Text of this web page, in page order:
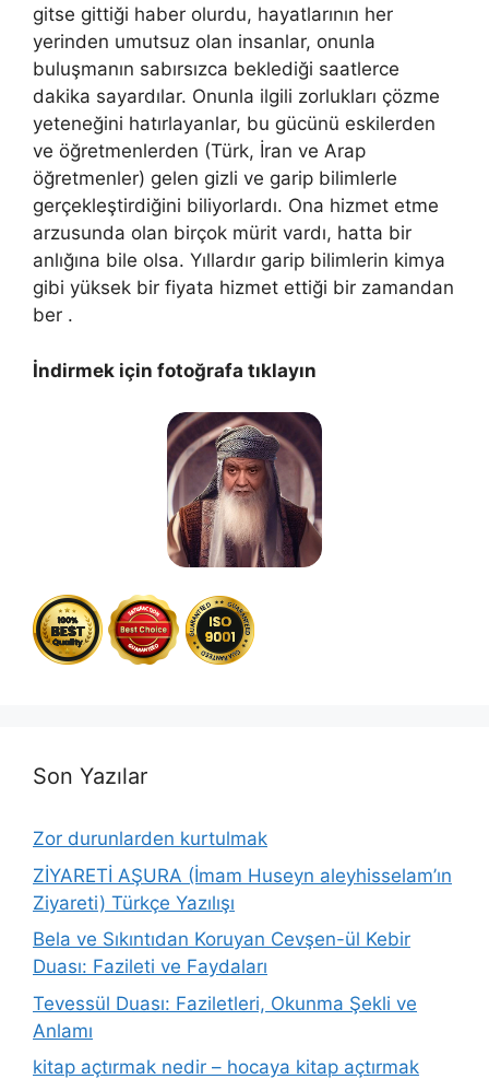
gitse gittiği haber olurdu, hayatlarının her
yerinden umutsuz olan insanlar, onunla
buluşmanın sabırsızca beklediği saatlerce
dakika sayardılar. Onunla ilgili zorlukları çözme
yeteneğini hatırlayanlar, bu gücünü eskilerden
ve öğretmenlerden (Türk, İran ve Arap
öğretmenler) gelen gizli ve garip bilimlerle
gerçekleştirdiğini biliyorlardı. Ona hizmet etme
arzusunda olan birçok mürit vardı, hatta bir
anlığına bile olsa. Yıllardır garip bilimlerin kimya
gibi yüksek bir fiyata hizmet ettiği bir zamandan
ber .
İndirmek için fotoğrafa tıklayın
Son Yazılar
Zor durunlarden kurtulmak
ZİYARETİ AŞURA (İmam Huseyn aleyhisselam’ın
Ziyareti) Türkçe Yazılışı
Bela ve Sıkıntıdan Koruyan Cevşen-ül Kebir
Duası: Fazileti ve Faydaları
Tevessül Duası: Faziletleri, Okunma Şekli ve
Anlamı
kitap açtırmak nedir – hocaya kitap açtırmak